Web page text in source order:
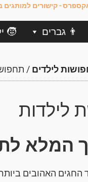
👨 גברים 🧒
לילדים /
לילדות
המלא
החגים האהובים